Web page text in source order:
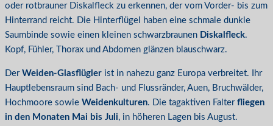
oder rotbrauner Diskalfleck zu erkennen, der vom Vorder- bis zum
Hinterrand reicht. Die Hinterflügel haben eine schmale dunkle
Saumbinde sowie einen kleinen schwarzbraunen Diskalfleck.
Kopf, Fühler, Thorax und Abdomen glänzen blauschwarz.
Der Weiden-Glasflügler ist in nahezu ganz Europa verbreitet. Ihr
Hauptlebensraum sind Bach- und Flussränder, Auen, Bruchwälder,
Hochmoore sowie Weidenkulturen. Die tagaktiven Falter fliegen
in den Monaten Mai bis Juli, in höheren Lagen bis August.